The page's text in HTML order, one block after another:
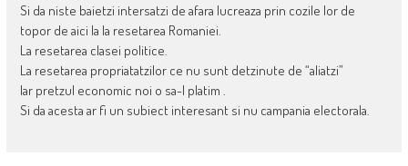
Si da niste baietzi intersatzi de afara lucreaza prin cozile lor de
topor de aici la la resetarea Romaniei.
La resetarea clasei politice.
La resetarea propriatatzilor ce nu sunt detzinute de “aliatzi”
Iar pretzul economic noi o sa-l platim .
Si da acesta ar fi un subiect interesant si nu campania electorala.